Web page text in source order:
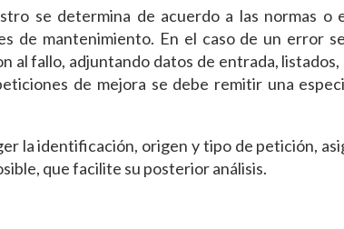
se determina de acuerdo a las normas o
de mantenimiento. En el caso de un error
al fallo, adjuntando datos de entrada,
de mejora se debe remitir una
la identificación, origen y tipo de petición,
que facilite su posterior análisis.